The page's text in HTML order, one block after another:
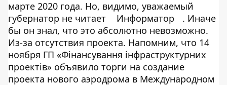
марте 2020 года. Но, видимо, уважаемый
губернатор не читает
Информатор
. Иначе
бы он знал, что это абсолютно невозможно.
Из-за отсутствия проекта. Напомним, что 14
ноября ГП «Фінансування інфраструктурних
проектів» объявило торги на создание
проекта нового аэродрома в Международном